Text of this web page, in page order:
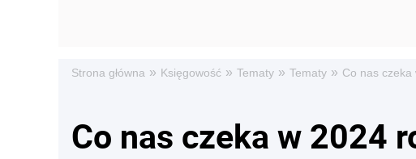
Strona główna » Księgowość » Tematy » Tematy » Co nas czeka
Co nas czeka w 2024